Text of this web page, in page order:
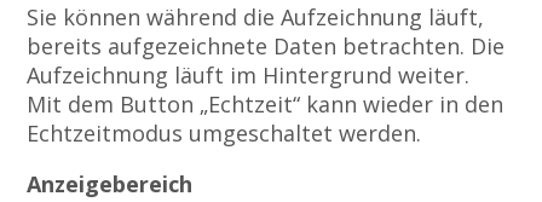
Sie können während die Aufzeichnung läuft,
bereits aufgezeichnete Daten betrachten. Die
Aufzeichnung läuft im Hintergrund weiter.
Mit dem Button „Echtzeit“ kann wieder in den
Echtzeitmodus umgeschaltet werden.
Anzeigebereich